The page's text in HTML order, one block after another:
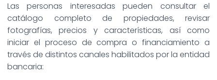
Las personas interesadas pueden consultar el
catálogo completo de propiedades, revisar
fotografías, precios y características, así como
iniciar el proceso de compra o financiamiento a
través de distintos canales habilitados por la entidad
bancaria: